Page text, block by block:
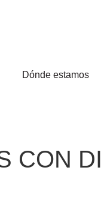
Dónde estamos
CON